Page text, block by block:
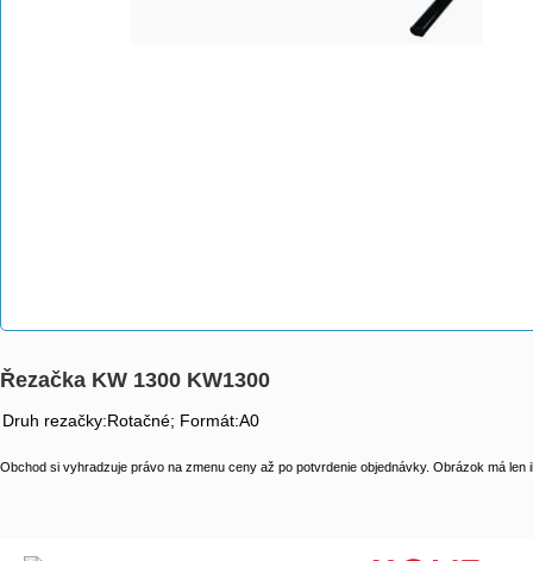
Řezačka KW 1300 KW1300
Druh rezačky:Rotačné; Formát:A0
Obchod si vyhradzuje právo na zmenu ceny až po potvrdenie objednávky. Obrázok má len